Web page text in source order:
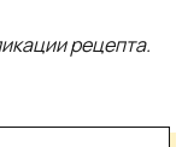
рецепта.